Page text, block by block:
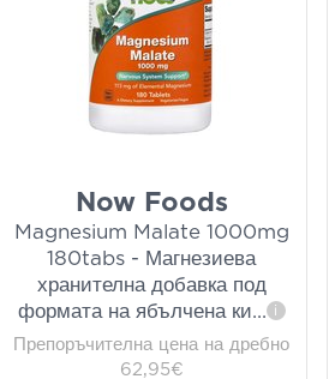
Now Foods
Magnesium Malate 1000mg
180tabs - Магнезиева
хранителна добавка под
формата на ябълчена ки... i
Препоръчителна цена на дребно
62,95€